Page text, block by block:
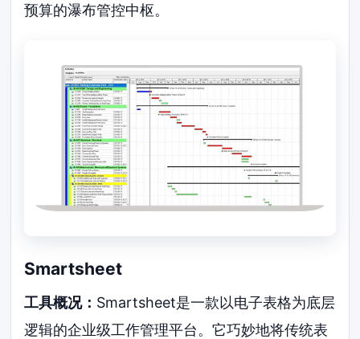
预算的瀑布管控中枢。
Smartsheet
工具概况： Smartsheet是一款以电子表格为底层
逻辑的企业级工作管理平台。它巧妙地将传统表